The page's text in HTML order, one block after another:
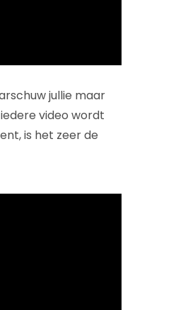
jullie maar
video wordt
is het zeer de